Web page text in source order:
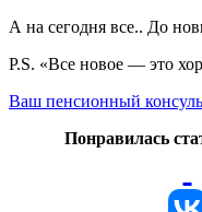
А на сегодня все.. До
P.S. «Все новое — это
Ваш пенсионный
Понравилась